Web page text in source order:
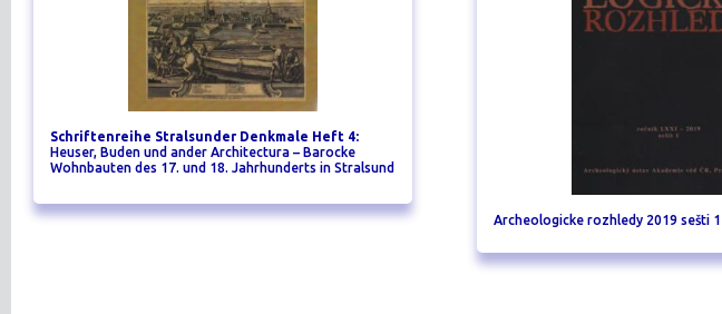
Schriftenreihe Stralsunder Denkmale Heft 4:
Heuser, Buden und ander Architectura – Barocke
Wohnbauten des 17. und 18. Jahrhunderts in Stralsund
Archeologicke rozhledy 2019 sešti 1